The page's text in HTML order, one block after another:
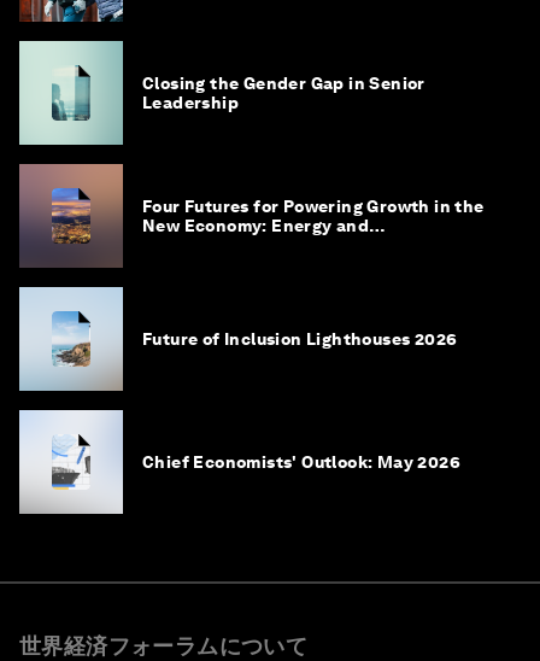
Closing the Gender Gap in Senior
Leadership
Four Futures for Powering Growth in the
New Economy: Energy and
Future of Inclusion Lighthouses 2026
Chief Economists' Outlook: May 2026
世界経済フォーラムについて